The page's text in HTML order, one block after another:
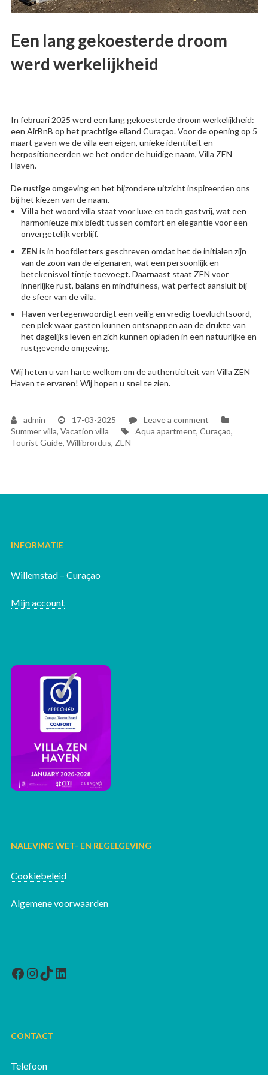
Een lang gekoesterde droom
werd werkelijkheid
In februari 2025 werd een lang gekoesterde droom werkelijkheid:
een AirBnB op het prachtige eiland Curaçao. Voor de opening op 5
maart gaven we de villa een eigen, unieke identiteit en
herpositioneerden we het onder de huidige naam, Villa ZEN
Haven.
De rustige omgeving en het bijzondere uitzicht inspireerden ons
bij het kiezen van de naam.
Villa het woord villa staat voor luxe en toch gastvrij, wat een
harmonieuze mix biedt tussen comfort en elegantie voor een
onvergetelijk verblijf.
ZEN is in hoofdletters geschreven omdat het de initialen zijn
van de zoon van de eigenaren, wat een persoonlijk en
betekenisvol tintje toevoegt. Daarnaast staat ZEN voor
innerlijke rust, balans en mindfulness, wat perfect aansluit bij
de sfeer van de villa.
Haven vertegenwoordigt een veilig en vredig toevluchtsoord,
een plek waar gasten kunnen ontsnappen aan de drukte van
het dagelijks leven en zich kunnen opladen in een natuurlijke en
rustgevende omgeving.
Wij heten u van harte welkom om de authenticiteit van Villa ZEN
Haven te ervaren! Wij hopen u snel te zien.
admin 17-03-2025 Leave a commenton
A
Summer villa, Vacation villa Tags
Aqua apartment, Curaçao,
Tourist Guide, Willibrordus, ZEN
INFORMATIE
Willemstad – Curaçao
Mijn account
NALEVING WET- EN REGELGEVING
Cookiebeleid
Algemene voorwaarden
Facebook
Instagram
TikTok
LinkedIn
CONTACT
Telefoon